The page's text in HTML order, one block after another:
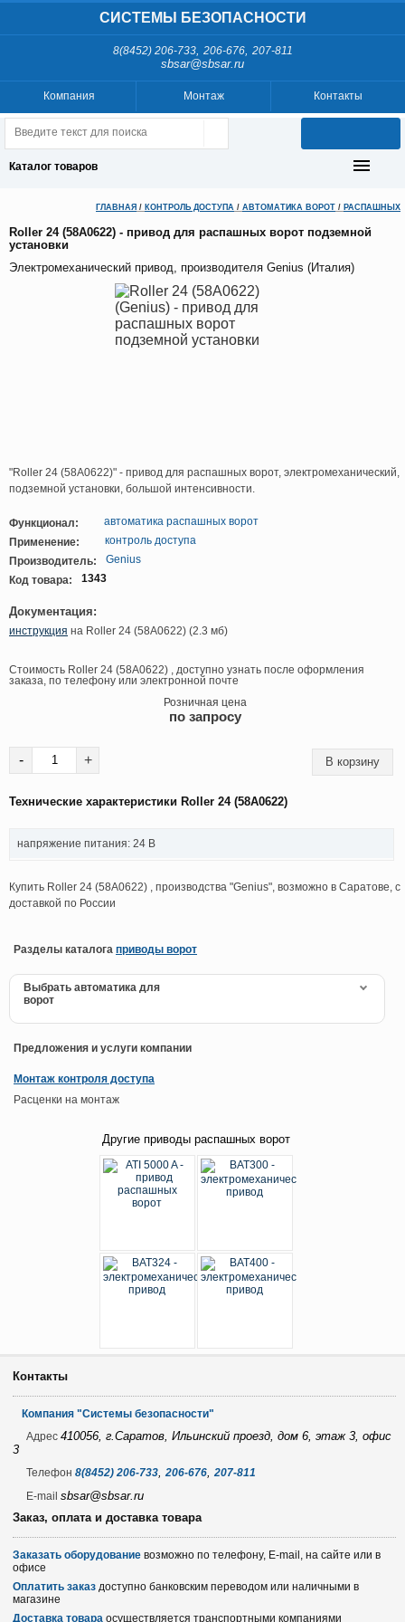
СИСТЕМЫ БЕЗОПАСНОСТИ
8(8452) 206-733, 206-676, 207-811
sbsar@sbsar.ru
Контакты
Монтаж
Компания
Каталог товаров
ГЛАВНАЯ / КОНТРОЛЬ ДОСТУПА / АВТОМАТИКА ВОРОТ / РАСПАШНЫХ
Roller 24 (58A0622) - привод для распашных ворот подземной
установки
Электромеханический привод, производителя Genius (Италия)
"Roller 24 (58A0622)" - привод для распашных ворот, электромеханический,
подземной установки, большой интенсивности.
Функционал:
автоматика распашных ворот
Применение:
контроль доступа
Производитель:
Genius
Код товара:
1343
Документация:
инструкция на Roller 24 (58A0622) (2.3 мб)
Стоимость Roller 24 (58A0622) , доступно узнать после оформления
заказа, по телефону или электронной почте
Розничная цена
по запросу
- +
Технические характеристики Roller 24 (58A0622)
напряжение питания: 24 В
Купить Roller 24 (58A0622) , производства "Genius", возможно в Саратове, с
доставкой по России
Разделы каталога приводы ворот
Выбрать автоматика для
ворот
Предложения и услуги компании
Монтаж контроля доступа
Расценки на монтаж
Другие приводы распашных ворот
Контакты
Компания "Системы безопасности"
Адрес 410056, г.Саратов, Ильинский проезд, дом 6, этаж 3, офис
3
Телефон 8(8452) 206-733,206-676,207-811
E-mail sbsar@sbsar.ru
Заказ, оплата и доставка товара
Заказать оборудование возможно по телефону, E-mail, на сайте или в
офисе
Оплатить заказ доступно банковским переводом или наличными в
магазине
Доставка товара осуществляется транспортными компаниями